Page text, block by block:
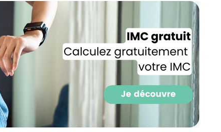
Recevez
recettes inédites de
!
Ainsi que la newsletter
Je consens à ce que la société